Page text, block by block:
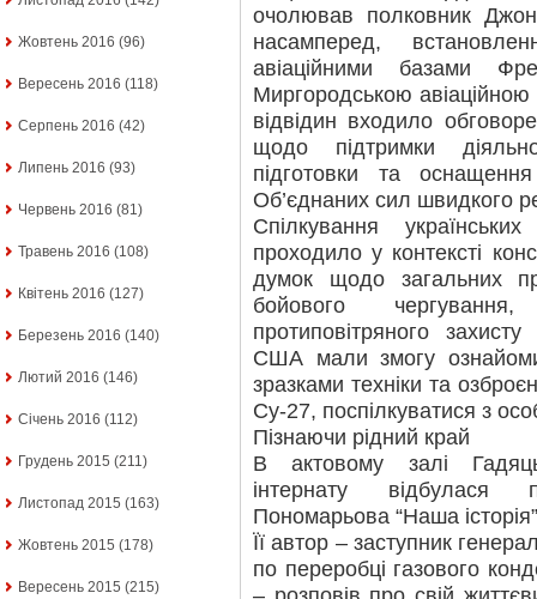
Жовтень 2016 (96)
Вересень 2016 (118)
Серпень 2016 (42)
Липень 2016 (93)
Червень 2016 (81)
Травень 2016 (108)
Квітень 2016 (127)
Березень 2016 (140)
Лютий 2016 (146)
Січень 2016 (112)
Грудень 2015 (211)
Листопад 2015 (163)
Жовтень 2015 (178)
Вересень 2015 (215)
очолював полковник
насамперед,
авіаційними базами
Миргородською
відвідин входило
щодо підтримки
підготовки та
Об’єднаних сил швидкого
Спілкування
проходило у контексті
думок щодо загальних
бойового
протиповітряного
США мали змогу
зразками техніки та
Су-27, поспілкуватися з
Пізнаючи рідний край
В актовому залі
інтернату відбулася
Пономарьова “Наша
Її автор – заступник
по переробці газового